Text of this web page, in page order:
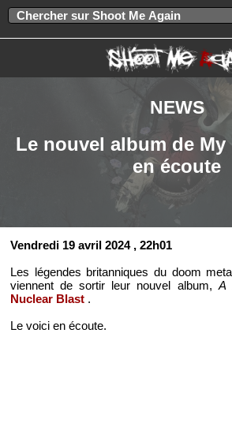
NEWS
Le nouvel album de
en écoute
Vendredi 19 avril 2024 , 22h01
Les légendes britanniques du doom
viennent de sortir leur nouvel album, A
Nuclear Blast .
Le voici en écoute.